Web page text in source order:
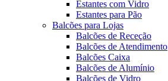
Estantes com Vidro
Estantes para Pão
Balcões para Lojas
Balcões de Receção
Balcões de Atendimento
Balcões Caixa
Balcões de Alumínio
Balcões de Vidro